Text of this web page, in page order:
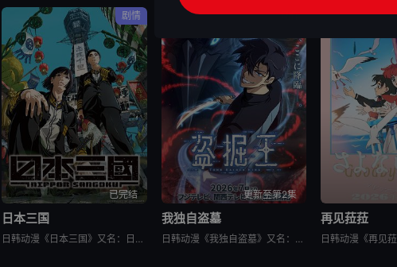
剧情
已完结
日本三国
日韩动漫《日本三国》又名：日本三國，讲述了：令和末期，日本因全球核战影响走向衰败，大量难民涌入，更严重的病毒、大地震、苛政与饥荒接连发生，引发民众暴动，国家体制崩溃，人口锐减至原来的十分之一以下，文明
动作
更新至第2集
我独自盗墓
日韩动漫《我独自盗墓》又名：盗墓王,盗掘王,Tomb Raider King,トウクツオウ,도굴왕，讲述了：2025年，世界各处惊现古墓，获得墓中“宝物”之人便能获得先人的异能，全世界为获得宝物而疯狂
再见菈菈